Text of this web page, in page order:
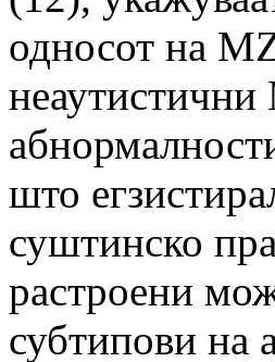
односот на
неаутистични
што
суштинско
растроени
субтипови на